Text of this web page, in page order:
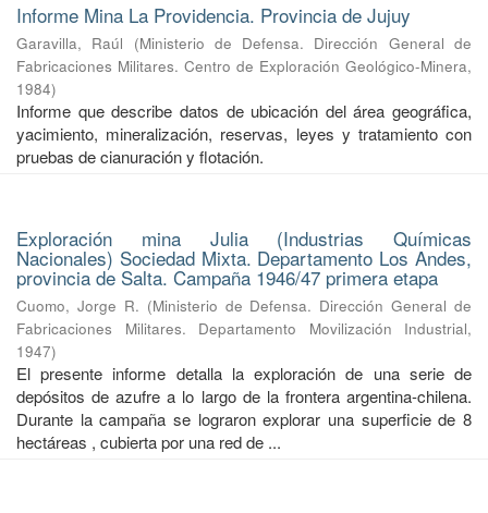
Informe Mina La Providencia. Provincia de Jujuy
Garavilla, Raúl (Ministerio de Defensa. Dirección General de
Fabricaciones Militares. Centro de Exploración Geológico-Minera,
1984)
Informe que describe datos de ubicación del área geográfica,
yacimiento, mineralización, reservas, leyes y tratamiento con
pruebas de cianuración y flotación.
Exploración mina Julia (Industrias Químicas
Nacionales) Sociedad Mixta. Departamento Los Andes,
provincia de Salta. Campaña 1946/47 primera etapa
Cuomo, Jorge R. (Ministerio de Defensa. Dirección General de
Fabricaciones Militares. Departamento Movilización Industrial,
1947)
El presente informe detalla la exploración de una serie de
depósitos de azufre a lo largo de la frontera argentina-chilena.
Durante la campaña se lograron explorar una superficie de 8
hectáreas , cubierta por una red de ...